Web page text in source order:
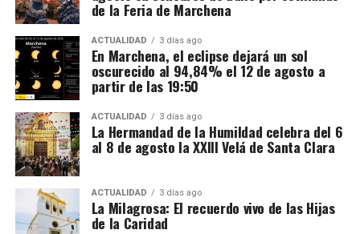
de la Feria de Marchena
ACTUALIDAD 3 días ago
En Marchena, el eclipse dejará un sol
oscurecido al 94,84% el 12 de agosto a
partir de las 19:50
ACTUALIDAD 3 días ago
La Hermandad de la Humildad celebra del 6
al 8 de agosto la XXIII Velá de Santa Clara
ACTUALIDAD 3 días ago
La Milagrosa: El recuerdo vivo de las Hijas
de la Caridad